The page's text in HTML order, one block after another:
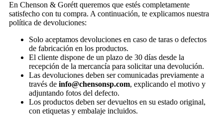
En Chenson & Gorétt queremos que estés completamente
satisfecho con tu compra. A continuación, te explicamos nuestra
política de devoluciones:
Solo aceptamos devoluciones en caso de taras o defectos
de fabricación en los productos.
El cliente dispone de un plazo de 30 días desde la
recepción de la mercancía para solicitar una devolución.
Las devoluciones deben ser comunicadas previamente a
través de info@chensonsp.com, explicando el motivo y
adjuntando fotos del defecto.
Los productos deben ser devueltos en su estado original,
con etiquetas y embalaje incluidos.